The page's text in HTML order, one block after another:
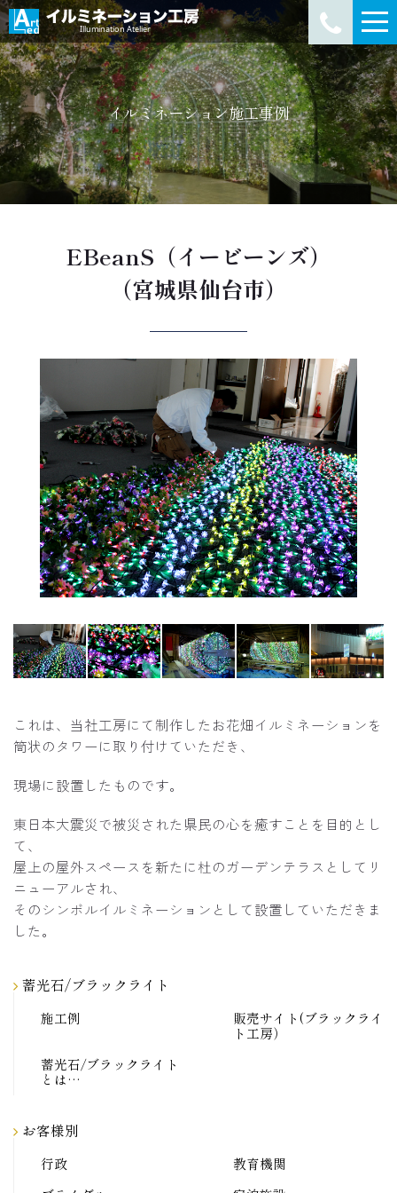
イルミネーション施工事例
蓄光石/ブラックライト
施工例
販売サイト(ブラックライ
ト工房）
蓄光石/ブラックライト
とは…
お客様別
行政
教育機関
EBeanS（イービーンズ）
（宮城県仙台市）
工房内制作風景
これは、当社工房にて制作したお花畑イルミネーションを
筒状のタワーに取り付けていただき、
現場に設置したものです。
東日本大震災で被災された県民の心を癒すことを目的とし
て、
屋上の屋外スペースを新たに杜のガーデンテラスとしてリ
ニューアルされ、
そのシンボルイルミネーションとして設置していただきま
した。